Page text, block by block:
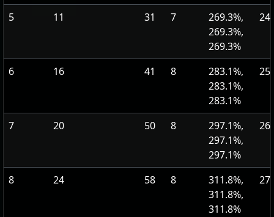
5 11 31 7
269.3%,
269.3%,
269.3%
24
6 16 41 8
283.1%,
283.1%,
283.1%
25
7 20 50 8
297.1%,
297.1%,
297.1%
26
8 24 58 8
311.8%,
311.8%,
311.8%
27